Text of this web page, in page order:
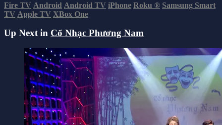
Fire TV Android Android TV iPhone Roku ® Samsung Smart
TV Apple TV XBox One
Up Next in Cổ Nhạc Phương Nam